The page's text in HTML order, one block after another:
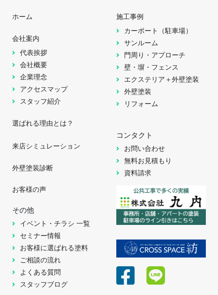
ホーム
会社案内
代表挨拶
会社概要
企業理念
アクセスマップ
スタッフ紹介
選ばれる理由とは？
施工事例
カーポート（駐車場）
サンルーム
門周り・アプローチ
壁・塀・フェンス
エクステリア＋外壁塗装
外壁塗装
リフォーム
来店シミュレーション
外壁塗装診断
お客様の声
その他
イベント・チラシ 一覧
セミナー情報
お客様に選ばれる塗料
ご相談の流れ
よくある質問
スタッフブログ
コンタクト
お問い合わせ
無料お見積もり
資料請求